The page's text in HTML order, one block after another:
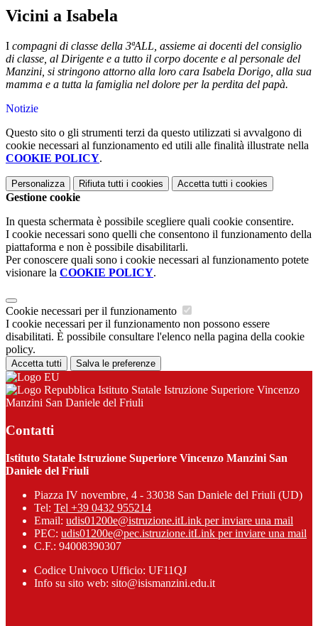
Vicini a Isabela
I compagni di classe della 3ªALL, assieme ai docenti del consiglio
di classe, al Dirigente e a tutto il corpo docente e al personale del
Manzini, si stringono attorno alla loro cara Isabela Dorigo, alla sua
mamma e a tutta la famiglia nel dolore per la perdita del papà.
Notizie
Questo sito o gli strumenti terzi da questo utilizzati si avvalgono di
cookie necessari al funzionamento ed utili alle finalità illustrate nella
COOKIE POLICY.
Personalizza Rifiuta tutti i cookies Accetta tutti i cookies
Gestione cookie
In questa schermata è possibile scegliere quali cookie consentire.
I cookie necessari sono quelli che consentono il funzionamento della
piattaforma e non è possibile disabilitarli.
Per conoscere quali sono i cookie necessari al funzionamento potete
visionare la COOKIE POLICY.
Cookie necessari per il funzionamento
I cookie necessari per il funzionamento non possono essere
disabilitati. È possibile consultare l'elenco nella pagina della cookie
policy.
Accetta tutti Salva le preferenze
Istituto Statale Istruzione Superiore Vincenzo
Manzini San Daniele del Friuli
Contatti
Istituto Statale Istruzione Superiore Vincenzo Manzini San
Daniele del Friuli
Piazza IV novembre, 4 - 33038 San Daniele del Friuli (UD)
Tel: Tel +39 0432 955214
Email: udis01200e@istruzione.itLink per inviare una mail
PEC: udis01200e@pec.istruzione.itLink per inviare una mail
C.F.: 94008390307
Codice Univoco Ufficio: UF11QJ
Info su sito web: sito@isismanzini.edu.it